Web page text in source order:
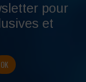
pour
et